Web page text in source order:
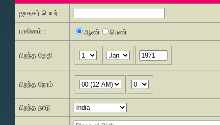
ஜாதகர் பெயர் :
பாலினம் : ஆண் பெண்
பிறந்த தேதி
பிறந்த நேரம்
பிறந்த நாடு